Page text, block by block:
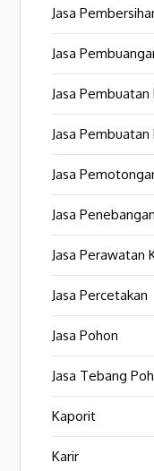
Jasa
Jasa
Jasa
Jasa
Jasa
Jasa
Jasa Perawatan
Jasa Percetakan
Jasa Pohon
Jasa Tebang
Kaporit
Karir